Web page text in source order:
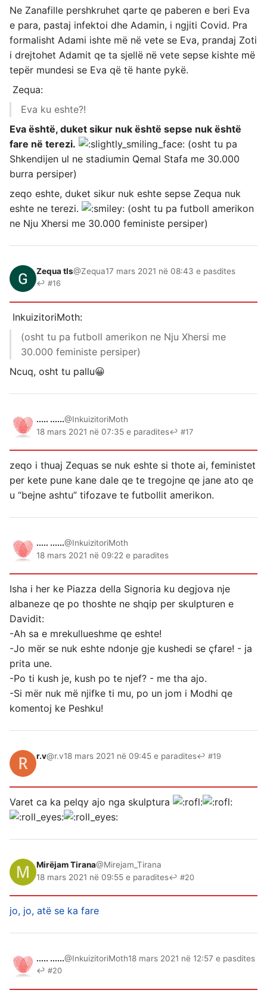
Ne Zanafille pershkruhet qarte qe paberen e beri Eva
e para, pastaj infektoi dhe Adamin, i ngjiti Covid. Pra
formalisht Adami ishte më në vete se Eva, prandaj Zoti
i drejtohet Adamit qe ta sjellë në vete sepse kishte më
tepër mundesi se Eva që të hante pykë.
Zequa:
Eva ku eshte?!
Eva është, duket sikur nuk është sepse nuk është
fare në terezi.
(osht tu pa
Shkendijen ul ne stadiumin Qemal Stafa me 30.000
burra persiper)
zeqo eshte, duket sikur nuk eshte sepse Zequa nuk
eshte ne terezi.
(osht tu pa futboll amerikon
ne Nju Xhersi me 30.000 feministe persiper)
Zequa tls@Zequa17 mars 2021 në 08:43 e pasdites
↩ #16
InkuizitoriMoth:
(osht tu pa futboll amerikon ne Nju Xhersi me
30.000 feministe persiper)
Ncuq, osht tu pallu😀
..... ......@InkuizitoriMoth
18 mars 2021 në 07:35 e paradites↩ #17
zeqo i thuaj Zequas se nuk eshte si thote ai, feministet
per kete pune kane dale qe te tregojne qe jane ato qe
u “bejne ashtu” tifozave te futbollit amerikon.
..... ......@InkuizitoriMoth
18 mars 2021 në 09:22 e paradites
Isha i her ke Piazza della Signoria ku degjova nje
albaneze qe po thoshte ne shqip per skulpturen e
Davidit:
-Ah sa e mrekullueshme qe eshte!
-Jo mër se nuk eshte ndonje gje kushedi se çfare! - ja
prita une.
-Po ti kush je, kush po te njef? - me tha ajo.
-Si mër nuk më njifke ti mu, po un jom i Modhi qe
komentoj ke Peshku!
r.v@r.v18 mars 2021 në 09:45 e paradites↩ #19
Varet ca ka pelqy ajo nga skulptura
Mirëjam Tirana@Mirejam_Tirana
18 mars 2021 në 09:55 e paradites↩ #20
jo, jo, atë se ka fare
..... ......@InkuizitoriMoth18 mars 2021 në 12:57 e pasdites
↩ #20